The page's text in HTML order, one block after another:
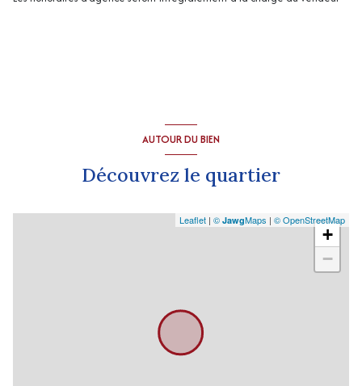
AUTOUR DU BIEN
Découvrez le quartier
+
−
Leaflet | © JawgMaps | © OpenStreetMap